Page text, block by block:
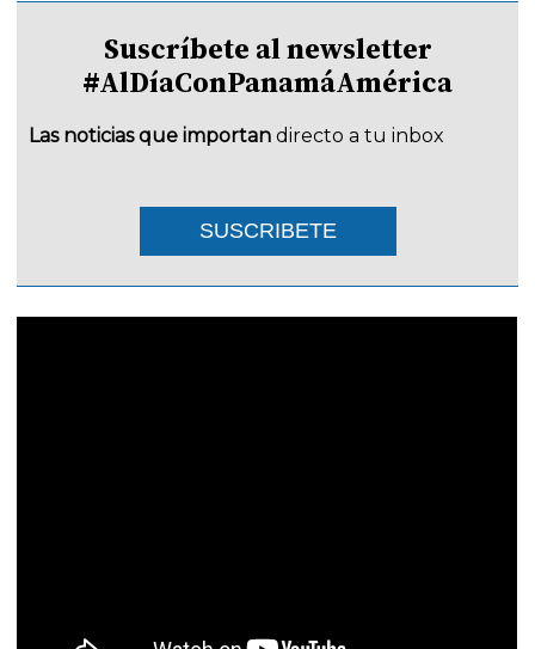
Suscríbete al newsletter
#AlDíaConPanamáAmérica
Las noticias que importan directo a tu inbox
SUSCRIBETE